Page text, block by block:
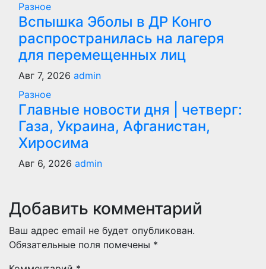
Разное
Вспышка Эболы в ДР Конго
распространилась на лагеря
для перемещенных лиц
Авг 7, 2026 admin
Разное
Главные новости дня | четверг:
Газа, Украина, Афганистан,
Хиросима
Авг 6, 2026 admin
Добавить комментарий
Ваш адрес email не будет опубликован.
Обязательные поля помечены *